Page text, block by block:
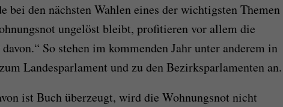
bei den nächsten Wahlen eines der wichtigsten Themen
ungelöst bleibt, profitieren vor allem die
So stehen im kommenden Jahr unter anderem in
Landesparlament und zu den Bezirksparlamenten an.
ist Buch überzeugt, wird die Wohnungsnot nicht